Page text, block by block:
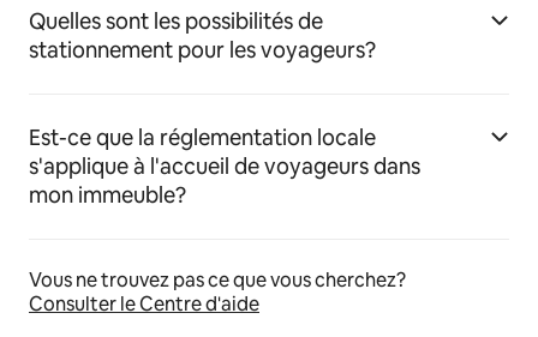
Quelles sont les possibilités de
stationnement pour les voyageurs?
Est-ce que la réglementation locale
s'applique à l'accueil de voyageurs dans
mon immeuble?
Vous ne trouvez pas ce que vous cherchez?
Consulter le Centre d'aide